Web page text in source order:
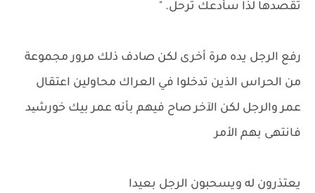
تقصدها لذا سأدعك ترحل. "
رفع الرجل يده مرة أخرى لكن صادف ذلك مرور مجموعة
من الحراس الذين تدخلوا في العراك محاولين اعتقال
عمر والرجل لكن الآخر صاح فيهم بأنه عمر بيك خورشید
فانتهى بهم الأمر
يعتذرون له ويسحبون الرجل بعيدا